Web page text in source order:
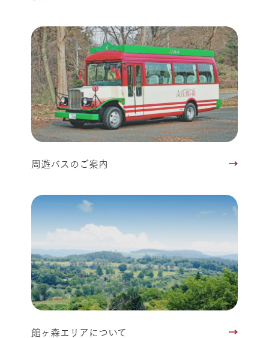
周遊バスのご案内
館ヶ森エリアについて